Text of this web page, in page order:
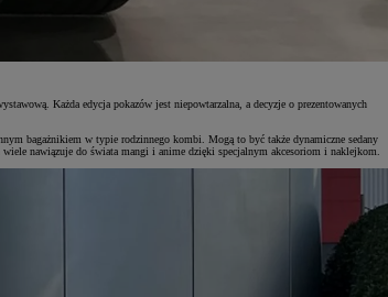
Każda edycja pokazów jest niepowtarzalna, a decyzje o prezentowanych
bagażnikiem w typie rodzinnego kombi. Mogą to być także dynamiczne sedany
nawiązuje do świata mangi i anime dzięki specjalnym akcesoriom i naklejkom.